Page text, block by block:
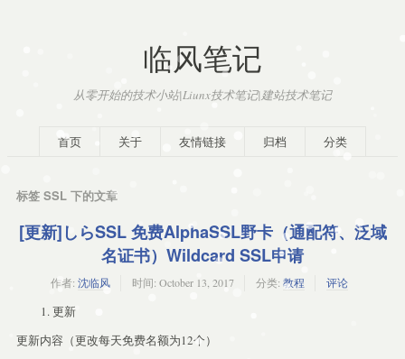
临风笔记
从零开始的技术小站|Liunx技术笔记|建站技术笔记
首页 关于 友情链接 归档 分类
标签 SSL 下的文章
[更新]しらSSL 免费AlphaSSL野卡（通配符、泛域
名证书）Wildcard SSL申请
作者: 沈临风 时间: October 13, 2017 分类: 教程 评论
更新
更新内容（更改每天免费名额为12个）